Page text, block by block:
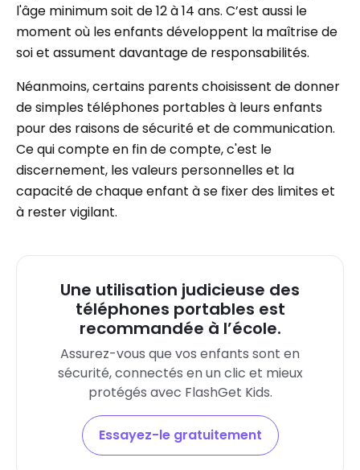
l'âge minimum soit de 12 à 14 ans. C’est aussi le
moment où les enfants développent la maîtrise de
soi et assument davantage de responsabilités.
Néanmoins, certains parents choisissent de donner
de simples téléphones portables à leurs enfants
pour des raisons de sécurité et de communication.
Ce qui compte en fin de compte, c'est le
discernement, les valeurs personnelles et la
capacité de chaque enfant à se fixer des limites et
à rester vigilant.
Une utilisation judicieuse des
téléphones portables est
recommandée à l’école.
Assurez-vous que vos enfants sont en
sécurité, connectés en un clic et mieux
protégés avec FlashGet Kids.
Essayez-le gratuitement